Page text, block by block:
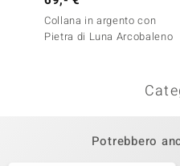
Collana in argento con
Pietra di Luna Arcobaleno
Potrebbero